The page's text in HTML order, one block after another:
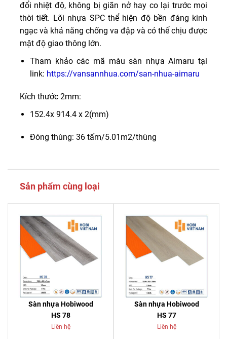
đổi nhiệt độ, không bị giãn nở hay co lại trước mọi
thời tiết. Lõi nhựa SPC thể hiện độ bền đáng kinh
ngạc và khả năng chống va đập và có thể chịu được
mật độ giao thông lớn.
Tham khảo các mã màu sàn nhựa Aimaru tại
link: https://vansannhua.com/san-nhua-aimaru
Kích thước 2mm:
152.4x 914.4 x 2(mm)
Đóng thùng: 36 tấm/5.01m2/thùng
Sản phẩm cùng loại
Sàn nhựa Hobiwood
HS 78
Liên hệ
Sàn nhựa Hobiwood
HS 77
Liên hệ